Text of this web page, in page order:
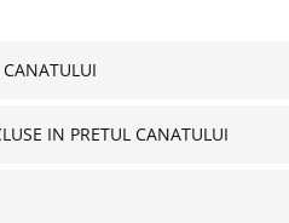
IN PRETUL CANATULUI